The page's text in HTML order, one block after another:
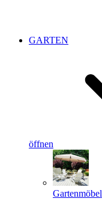
GARTEN
öffnen
Gartenmöbel